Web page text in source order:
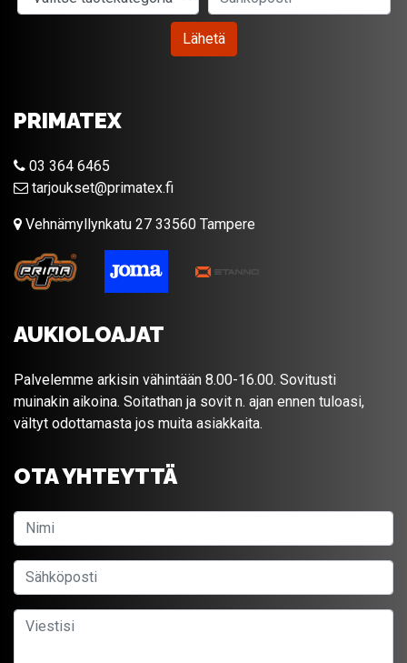
Lähetä
PRIMATEX
03 364 6465
tarjoukset@primatex.fi
Vehnämyllynkatu 27 33560 Tampere
AUKIOLOAJAT
Palvelemme arkisin vähintään 8.00-16.00. Sovitusti
muinakin aikoina. Soitathan ja sovit n. ajan ennen tuloasi,
vältyt odottamasta jos muita asiakkaita.
OTA YHTEYTTÄ